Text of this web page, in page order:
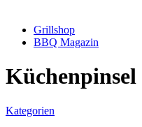
Grillshop
BBQ Magazin
Küchenpinsel
Kategorien